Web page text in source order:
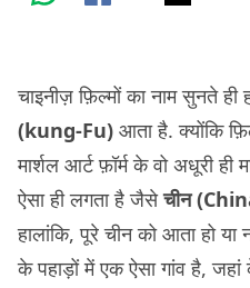
चाइनीज़ फ़िल्मों का नाम सुनते
(kung-Fu) आता है. क्योंकि
मार्शल आर्ट फ़ॉर्म के वो अधूरी ही
ऐसा ही लगता है जैसेचीन
हालांकि, पूरे चीन को आता हो
के पहाड़ों में एक ऐसा गांव है,